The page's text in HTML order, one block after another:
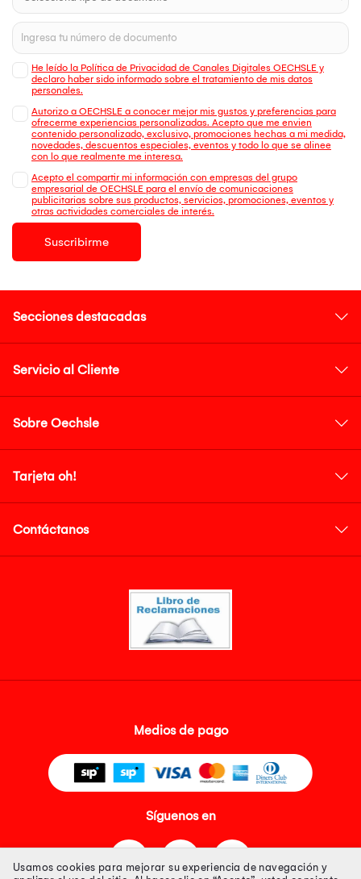
He leído la Política de Privacidad de Canales Digitales OECHSLE y
declaro haber sido informado sobre el tratamiento de mis datos
personales.
Autorizo a OECHSLE a conocer mejor mis gustos y preferencias para
ofrecerme experiencias personalizadas. Acepto que me envien
contenido personalizado, exclusivo, promociones hechas a mi medida,
novedades, descuentos especiales, eventos y todo lo que se alinee
con lo que realmente me interesa.
Acepto el compartir mi información con empresas del grupo
empresarial de OECHSLE para el envío de comunicaciones
publicitarias sobre sus productos, servicios, promociones, eventos y
otras actividades comerciales de interés.
Suscribirme
Secciones destacadas
Servicio al Cliente
Sobre Oechsle
Tarjeta oh!
Contáctanos
Medios de pago
Síguenos en
Usamos cookies para mejorar su experiencia de navegación y